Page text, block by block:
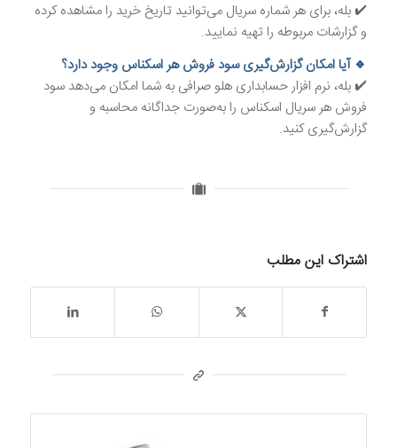
✔️ بله، برای هر شماره سریال می‌توانید تاریخ خرید را مشاهده کرده
و گزارشات مربوطه را تهیه نمایید.
🔹 آیا امکان گزارش‌گیری سود فروش هر اسکناس وجود دارد؟
✔️ بله، نرم افزار حسابداری هلو صرافی به شما امکان می‌دهد سود
فروش هر سریال اسکناس را به‌صورت جداگانه محاسبه و
گزارش‌گیری کنید.
اشتراک این مطلب